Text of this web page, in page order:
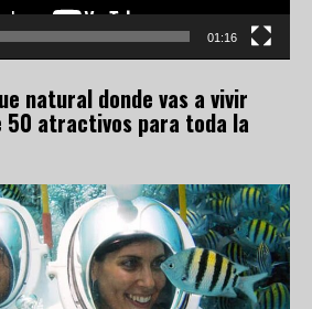
01:16
natural donde vas a vivir
50 atractivos para toda la